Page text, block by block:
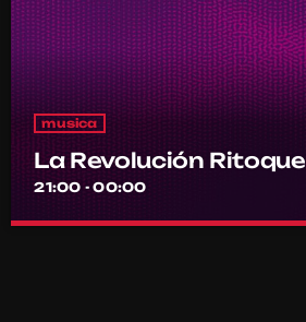
musica
La Revolución Ritoque
21:00 - 00:00